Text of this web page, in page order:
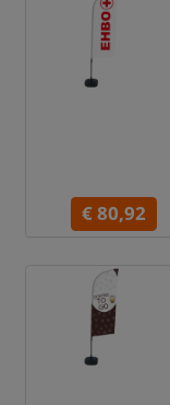
€ 80,92